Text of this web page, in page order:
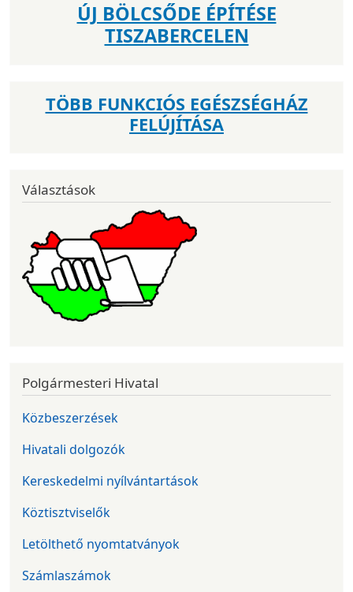
ÚJ BÖLCSŐDE ÉPÍTÉSE
TISZABERCELEN
TÖBB FUNKCIÓS EGÉSZSÉGHÁZ
FELÚJÍTÁSA
Választások
Polgármesteri Hivatal
Közbeszerzések
Hivatali dolgozók
Kereskedelmi nyílvántartások
Köztisztviselők
Letölthető nyomtatványok
Számlaszámok